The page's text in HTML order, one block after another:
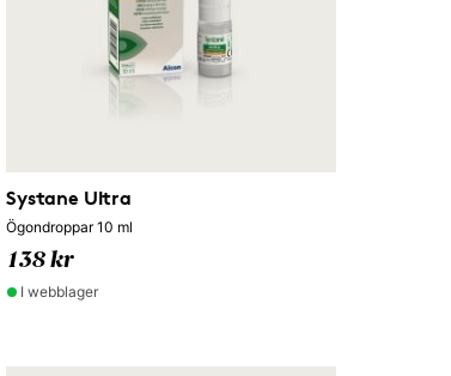
Systane Ultra
Ögondroppar 10 ml
138 kr
I webblager